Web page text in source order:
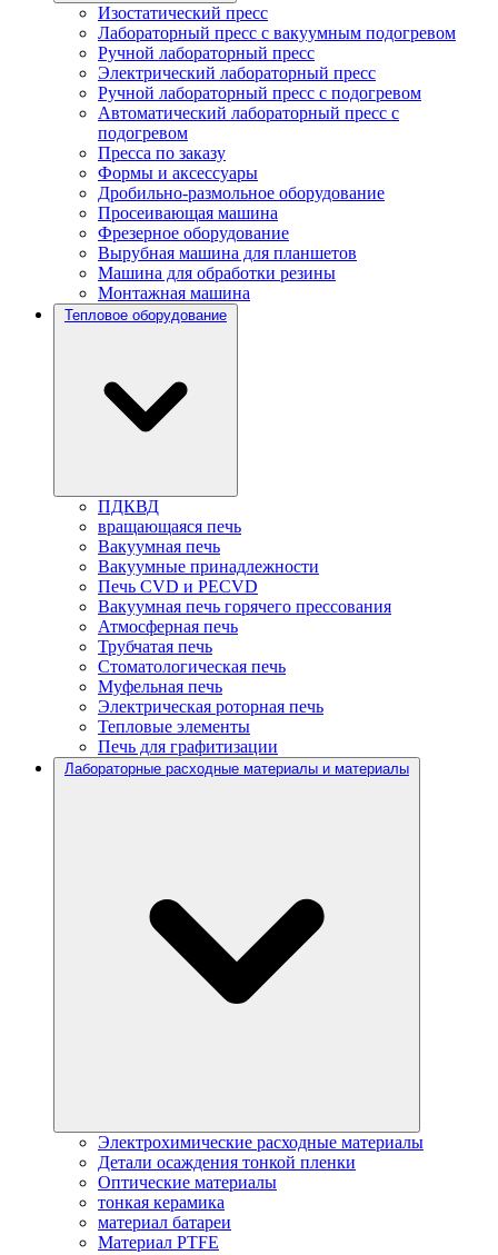
Изостатический пресс
Лабораторный пресс с вакуумным подогревом
Ручной лабораторный пресс
Электрический лабораторный пресс
Ручной лабораторный пресс с подогревом
Автоматический лабораторный пресс с
подогревом
Пресса по заказу
Формы и аксессуары
Дробильно-размольное оборудование
Просеивающая машина
Фрезерное оборудование
Вырубная машина для планшетов
Машина для обработки резины
Монтажная машина
Тепловое оборудование
ПДКВД
вращающаяся печь
Вакуумная печь
Вакуумные принадлежности
Печь CVD и PECVD
Вакуумная печь горячего прессования
Атмосферная печь
Трубчатая печь
Стоматологическая печь
Муфельная печь
Электрическая роторная печь
Тепловые элементы
Печь для графитизации
Лабораторные расходные материалы и материалы
Электрохимические расходные материалы
Детали осаждения тонкой пленки
Оптические материалы
тонкая керамика
материал батареи
Материал PTFE